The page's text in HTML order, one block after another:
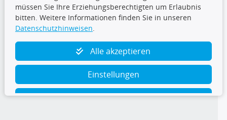
TecDoc Inside
müssen Sie Ihre Erziehungsberechtigten um Erlaubnis
bitten. Weitere Informationen finden Sie in unseren
Datenschutzhinweisen.
Alle akzeptieren
Einstellungen
Ablehnen